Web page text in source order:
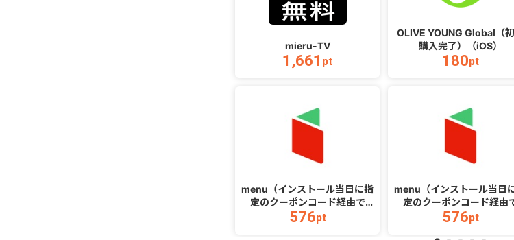
mieru-TV
1,661 pt
OLIVE YOUNG Global（
購入完了）（iOS）
180pt
menu（インストール当日に指
定のクーポンコード経由で
1,500円（税込）以上の初回注
576pt
menu（インストール当日
定のクーポンコード経由
1,500円（税込）以上の初回
576pt